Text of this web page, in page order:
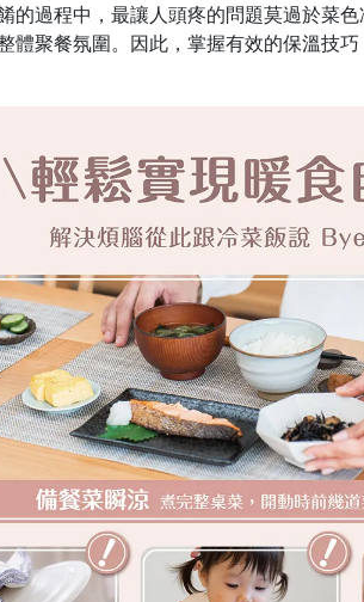
的過程中，最讓人頭疼的問題莫過於菜
體聚餐氛圍。因此，掌握有效的保溫技